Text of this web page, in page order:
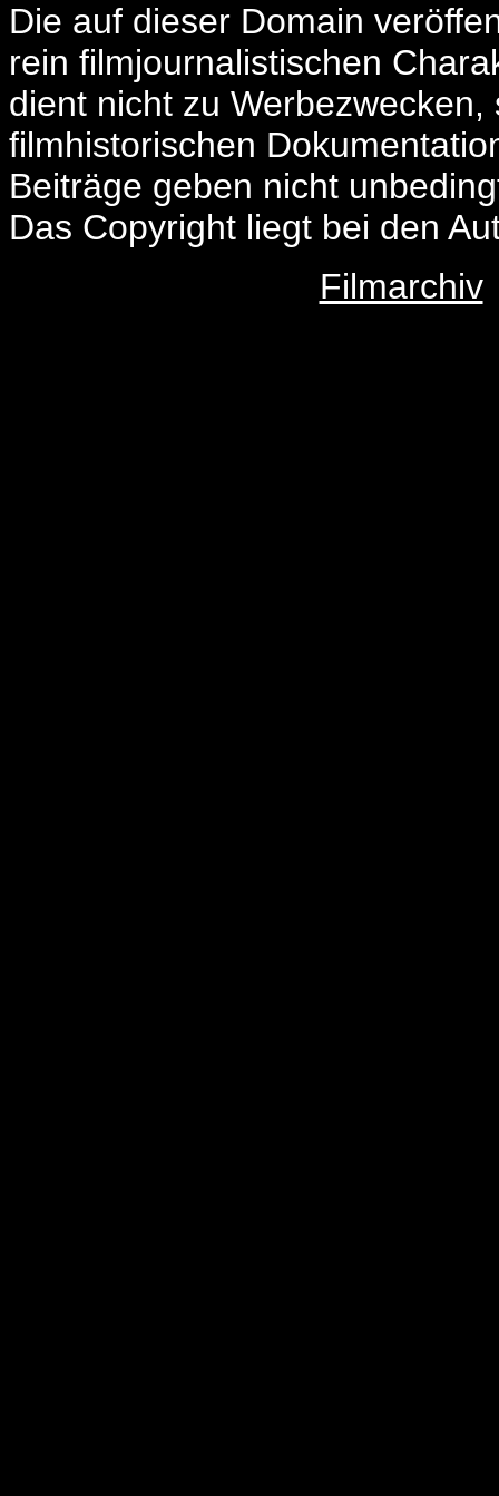
Die auf dieser Domain
rein filmjournalistischen
dient nicht zu
filmhistorischen
Beiträge geben nicht
Das Copyright liegt bei den
Filmarchiv